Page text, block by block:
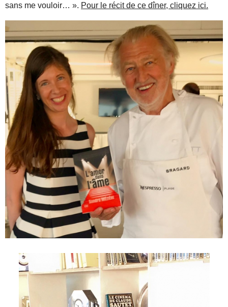
sans me vouloir… ». Pour le récit de ce dîner, cliquez ici.